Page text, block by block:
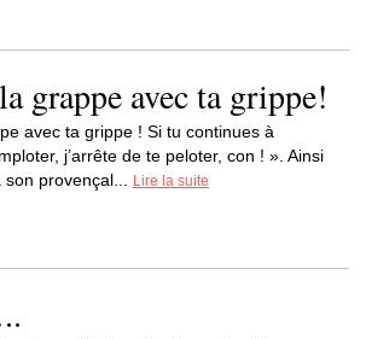
grappe avec ta grippe!
avec ta grippe ! Si tu continues à
j’arrête de te peloter, con ! ». Ainsi
provençal...
Lire la suite